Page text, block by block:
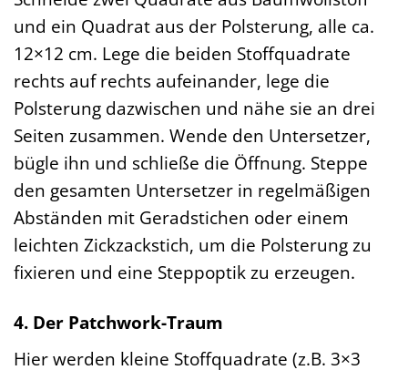
und ein Quadrat aus der Polsterung, alle ca.
12×12 cm. Lege die beiden Stoffquadrate
rechts auf rechts aufeinander, lege die
Polsterung dazwischen und nähe sie an drei
Seiten zusammen. Wende den Untersetzer,
bügle ihn und schließe die Öffnung. Steppe
den gesamten Untersetzer in regelmäßigen
Abständen mit Geradstichen oder einem
leichten Zickzackstich, um die Polsterung zu
fixieren und eine Steppoptik zu erzeugen.
4. Der Patchwork-Traum
Hier werden kleine Stoffquadrate (z.B. 3×3